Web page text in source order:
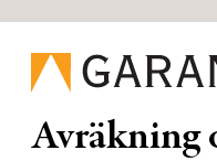
Avräkning